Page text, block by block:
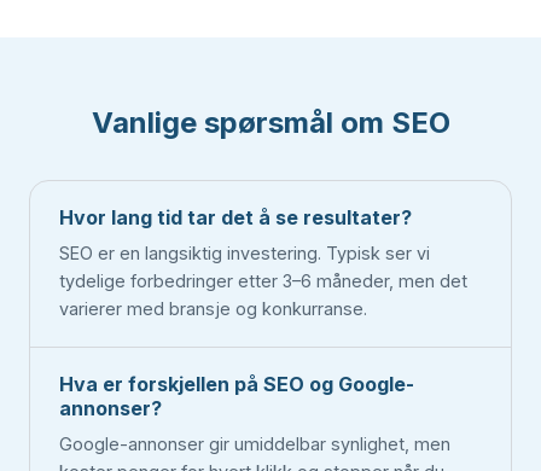
Vanlige spørsmål om SEO
Hvor lang tid tar det å se resultater?
SEO er en langsiktig investering. Typisk ser vi
tydelige forbedringer etter 3–6 måneder, men det
varierer med bransje og konkurranse.
Hva er forskjellen på SEO og Google-
annonser?
Google-annonser gir umiddelbar synlighet, men